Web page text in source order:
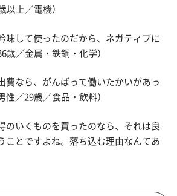
以上／電機）
味して使ったのだから、ネガティブに
歳／金属・鉄鋼・化学）
費なら、がんばって働いたかいがあっ
性／29歳／食品・飲料）
のいくものを買ったのなら、それは良
ことですよね。落ち込む理由なんてあ